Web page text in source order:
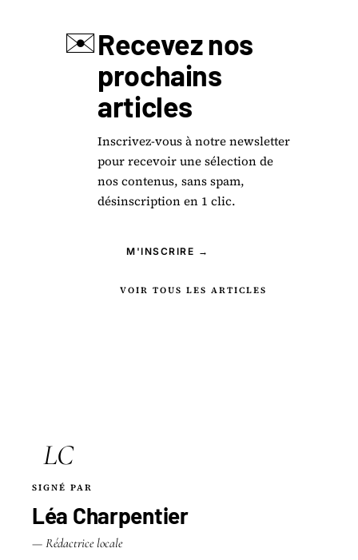
✉️Recevez nos
prochains
articles
Inscrivez-vous à notre newsletter
pour recevoir une sélection de
nos contenus, sans spam,
désinscription en 1 clic.
M'INSCRIRE →
VOIR TOUS LES ARTICLES
LC
SIGNÉ PAR
Léa Charpentier
— Rédactrice locale